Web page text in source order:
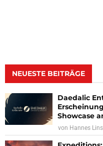
NEUESTE BEITRÄGE
Daedalic
Showcase
von Hannes